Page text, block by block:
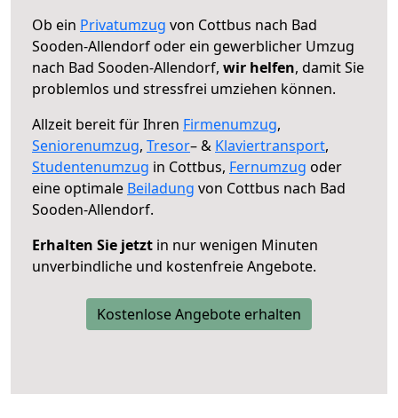
Ob ein Privatumzug von Cottbus nach Bad
Sooden-Allendorf oder ein gewerblicher Umzug
nach Bad Sooden-Allendorf, wir helfen, damit Sie
problemlos und stressfrei umziehen können.
Allzeit bereit für Ihren Firmenumzug,
Seniorenumzug, Tresor– & Klaviertransport,
Studentenumzug in Cottbus, Fernumzug oder
eine optimale Beiladung von Cottbus nach Bad
Sooden-Allendorf.
Erhalten Sie jetzt in nur wenigen Minuten
unverbindliche und kostenfreie Angebote.
Kostenlose Angebote erhalten